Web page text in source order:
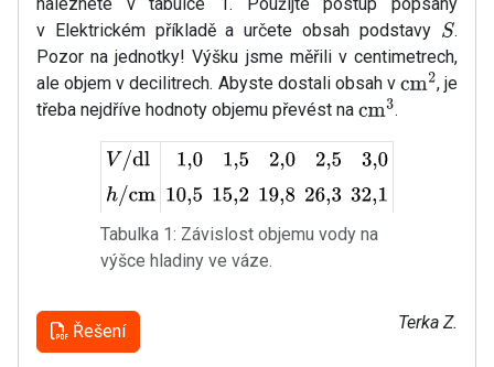
naleznete v tabulce 1. Použijte postup popsaný
v Elektrickém příkladě a určete obsah podstavy S.
Pozor na jednotky! Výšku jsme měřili v centimetrech,
ale objem v decilitrech. Abyste dostali obsah vcm2, je
třeba nejdříve hodnoty objemu převést na cm3.
Tabulka 1: Závislost objemu vody na
výšce hladiny ve váze.
V/dl 1,0 1,5 2,0 2,5 3,0
h/cm 10,5 15,2 19,8 26,3 32,1
Řešení Terka Z.